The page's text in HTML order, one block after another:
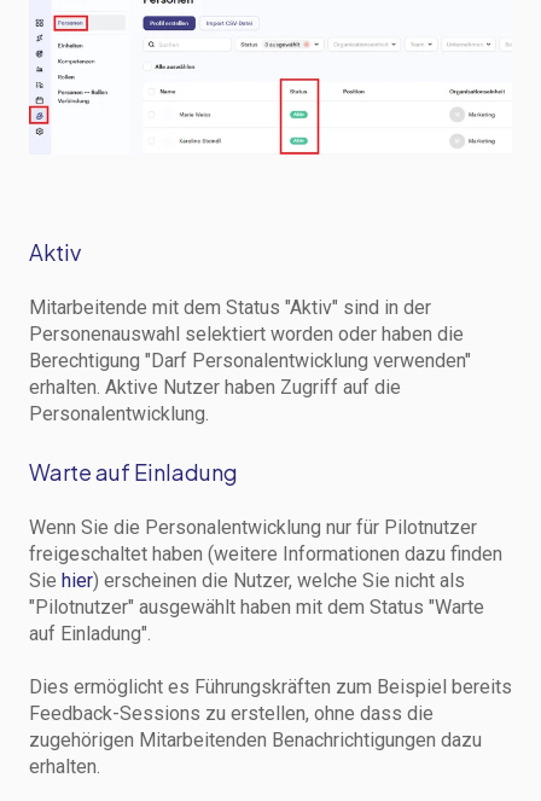
Aktiv
Mitarbeitende mit dem Status "Aktiv" sind in der
Personenauswahl selektiert worden oder haben die
Berechtigung "Darf Personalentwicklung verwenden"
erhalten. Aktive Nutzer haben Zugriff auf die
Personalentwicklung.
Warte auf Einladung
Wenn Sie die Personalentwicklung nur für Pilotnutzer
freigeschaltet haben (weitere Informationen dazu finden
Sie hier) erscheinen die Nutzer, welche Sie nicht als
"Pilotnutzer" ausgewählt haben mit dem Status "Warte
auf Einladung".
Dies ermöglicht es Führungskräften zum Beispiel bereits
Feedback-Sessions zu erstellen, ohne dass die
zugehörigen Mitarbeitenden Benachrichtigungen dazu
erhalten.